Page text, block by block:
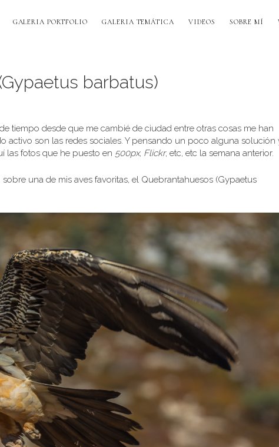
GALERIA PORTFOLIO GALERIA TEMÁTICA VIDEOS SOBRE MÍ
barbatus)
tiempo desde que me cambié de ciudad entre otras cosas me han
activo son las redes sociales. Y pensando un poco alguna solución
las fotos que he puesto en 500px, Flickr, etc, etc la semana anterior.
una de mis aves favoritas, el Quebrantahuesos (Gypaetus